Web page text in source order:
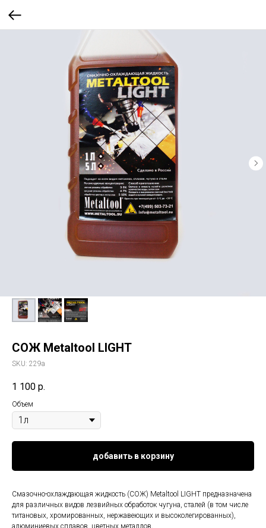
СОЖ Metaltool LIGHT
SKU: 229а
1 100 р.
Объем
добавить в корзину
Смазочно-охлаждающая жидкость (СОЖ) Metaltool LIGHT предназначена
для различных видов лезвийных обработок чугуна, сталей (в том числе
титановых, хромированных, нержавеющих и высоколегированных),